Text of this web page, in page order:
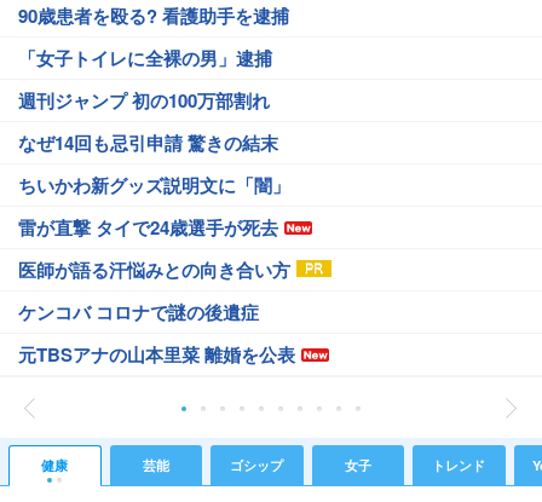
90歳患者を殴る? 看護助手を逮捕
「女子トイレに全裸の男」逮捕
週刊ジャンプ 初の100万部割れ
なぜ14回も忌引申請 驚きの結末
ちいかわ新グッズ説明文に「闇」
雷が直撃 タイで24歳選手が死去
医師が語る汗悩みとの向き合い方
ケンコバ コロナで謎の後遺症
元TBSアナの山本里菜 離婚を公表
健康 芸能 ゴシップ 女子 トレンド